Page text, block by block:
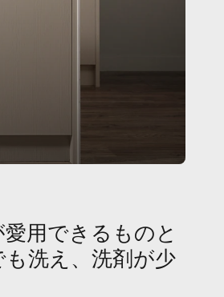
用できるものと
洗え、洗剤が少